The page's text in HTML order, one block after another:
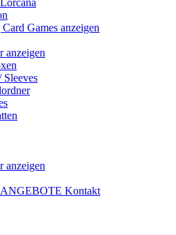
Games anzeigen
anzeigen
anzeigen
ANGEBOTE Kontakt